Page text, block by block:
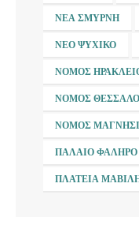
ΝΈΑ ΣΜΎΡΝΗ
ΝΈΟ ΨΥΧΙΚΌ
ΝΟΜΌΣ
ΝΟΜΌΣ
ΝΟΜΌΣ
ΠΑΛΑΙΌ ΦΆΛΗΡΟ
ΠΛΑΤΕΊΑ